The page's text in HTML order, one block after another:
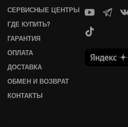
СЕРВИСНЫЕ ЦЕНТРЫ
ГДЕ КУПИТЬ?
ГАРАНТИЯ
ОПЛАТА
ДОСТАВКА
ОБМЕН И ВОЗВРАТ
КОНТАКТЫ